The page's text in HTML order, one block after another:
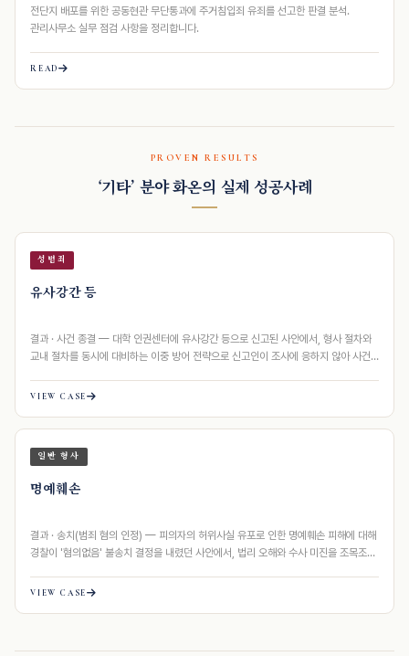
전단지 배포를 위한 공동현관 무단통과에 주거침입죄 유죄를 선고한 판결 분석.
관리사무소 실무 점검 사항을 정리합니다.
READ
PROVEN RESULTS
‘기타’ 분야 화온의 실제 성공사례
성범죄
유사강간 등
결과 · 사건 종결 — 대학 인권센터에 유사강간 등으로 신고된 사안에서, 형사 절차와
교내 절차를 동시에 대비하는 이중 방어 전략으로 신고인이 조사에 응하지 않아 사건…
VIEW CASE
일반 형사
명예훼손
결과 · 송치(범죄 혐의 인정) — 피의자의 허위사실 유포로 인한 명예훼손 피해에 대해
경찰이 '혐의없음' 불송치 결정을 내렸던 사안에서, 법리 오해와 수사 미진을 조목조목
VIEW CASE